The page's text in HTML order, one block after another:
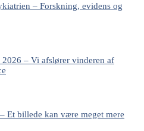
– Forskning, evidens og
2026 – Vi afslører vinderen af
Et billede kan være meget mere